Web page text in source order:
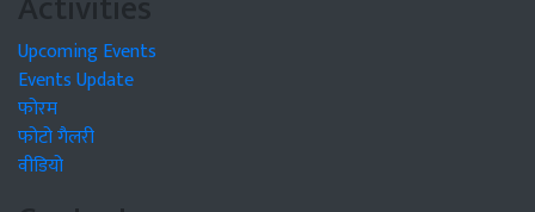
Upcoming Events
Events Update
फोरम
फोटो गैलरी
वीडियो